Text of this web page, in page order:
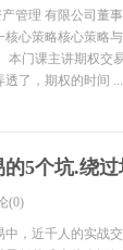
管理 有限公司董
心策略核心策略
本门课主讲期权交
了，期权的时间 ...
5个坑.绕过
(0)
，近千人的实战